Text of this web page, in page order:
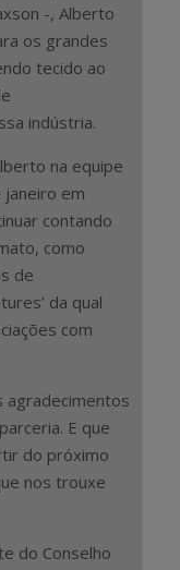
-, Alberto
os grandes
tecido ao
indústria.
na equipe
janeiro em
contando
como
de
da qual
com
agradecimentos
E que
do próximo
nos trouxe
do Conselho